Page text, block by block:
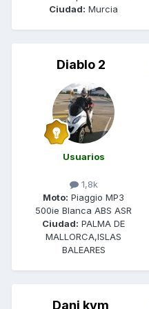
Ciudad: Murcia
Diablo 2
Usuarios
1,8k
Moto: Piaggio MP3
500ie Blanca ABS ASR
Ciudad: PALMA DE
MALLORCA,ISLAS
BALEARES
Dani kym